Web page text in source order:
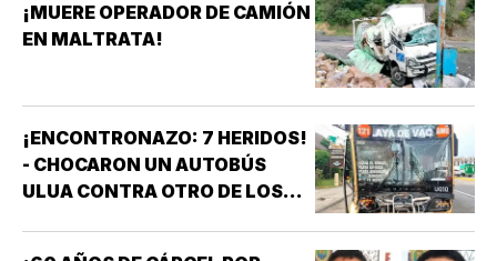
¡MUERE OPERADOR DE CAMIÓN
EN MALTRATA!
¡ENCONTRONAZO: 7 HERIDOS!
- CHOCARON UN AUTOBÚS
ULUA CONTRA OTRO DE LOS